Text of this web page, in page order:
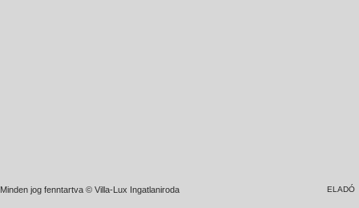
ELADÓ
Minden jog fenntartva © Villa-Lux Ingatlaniroda